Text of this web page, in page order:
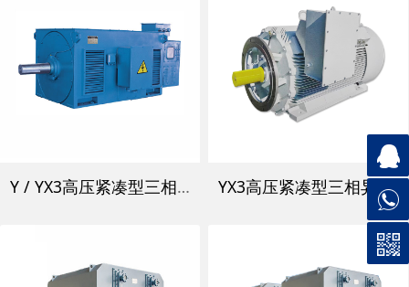
Y / YX3高压紧凑型三相异步电动机 YX3高压紧凑型三相异步电动机